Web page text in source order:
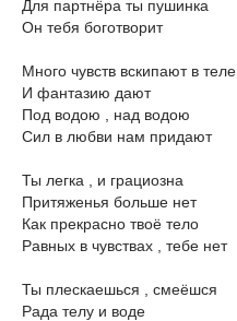
Для партнёра ты пушинка
Он тебя боготворит
Много чувств вскипают в теле
И фантазию дают
Под водою , над водою
Сил в любви нам придают
Ты легка , и грациозна
Притяженья больше нет
Как прекрасно твоё тело
Равных в чувствах , тебе нет
Ты плескаешься , смеёшся
Рада телу и воде